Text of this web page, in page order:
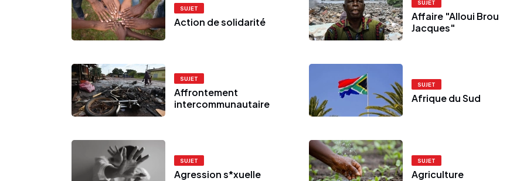
SUJET
Action de solidarité
SUJET
Affaire "Alloui Brou
Jacques"
SUJET
Affrontement
intercommunautaire
SUJET
Afrique du Sud
SUJET
Agression s*xuelle
SUJET
Agriculture